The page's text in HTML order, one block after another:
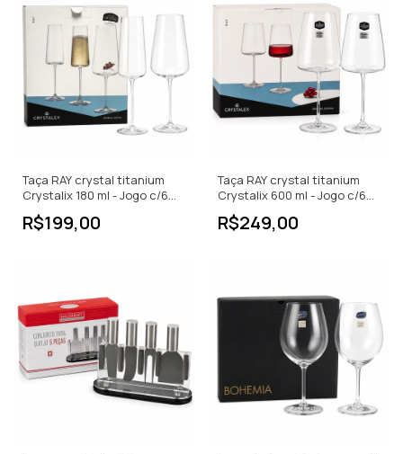
Taça RAY crystal titanium
Crystalix 180 ml - Jogo c/6
R$199,00
Taça RAY crystal titanium
Crystalix 600 ml - Jogo c/6
R$249,00